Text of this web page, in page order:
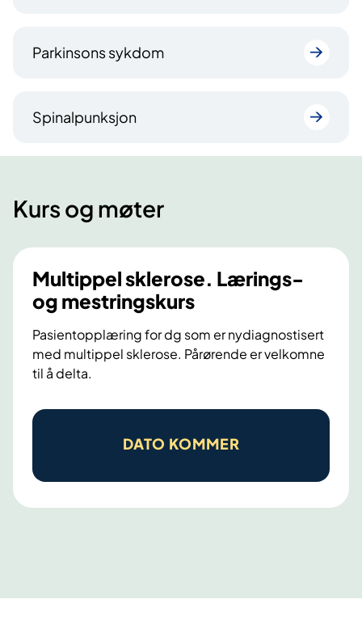
Parkinsons sykdom
Spinalpunksjon
Kurs og møter
Multippel sklerose. Lærings-
og mestringskurs
Pasientopplæring for dg som er nydiagnostisert
med multippel sklerose. Pårørende er velkomne
til å delta.
M
t
i
DATO KOMMER